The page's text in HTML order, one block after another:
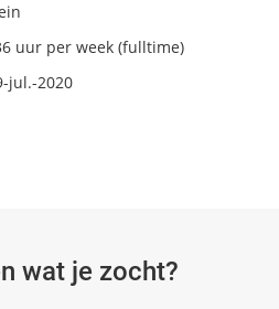
uur per week (fulltime)
jul.-2020
wat je zocht?